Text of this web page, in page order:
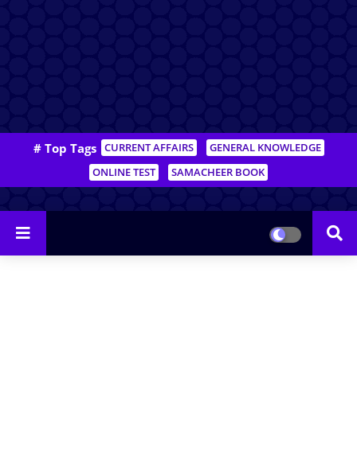
# Top Tags CURRENT AFFAIRS
GENERAL KNOWLEDGE
ONLINE TEST
SAMACHEER BOOK